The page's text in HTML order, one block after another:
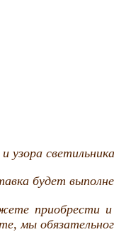
узора
будет
приобрести и
мы